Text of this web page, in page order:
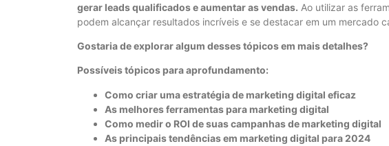
gerar leads qualificados e aumentar as vendas. Ao utilizar as
podem alcançar resultados incríveis e se destacar em um mercado
Gostaria de explorar algum desses tópicos em mais detalhes?
Possíveis tópicos para aprofundamento:
Como criar uma estratégia de marketing digital eficaz
As melhores ferramentas para marketing digital
Como medir o ROI de suas campanhas de marketing digital
As principais tendências em marketing digital para 2024